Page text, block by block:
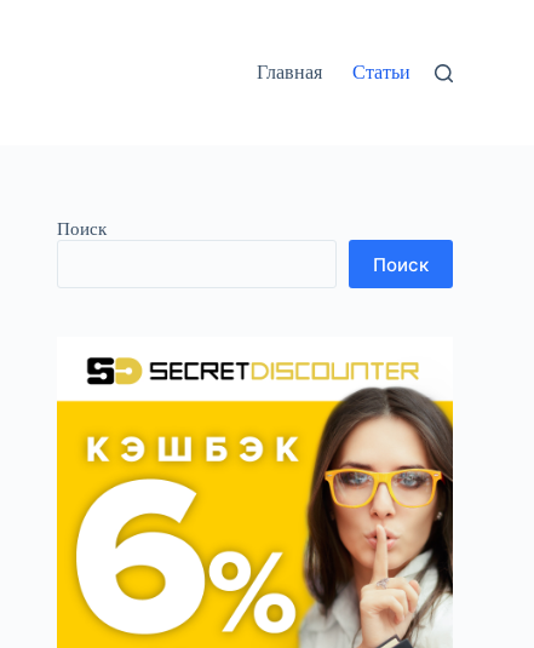
Главная Статьи
Поиск
Поиск